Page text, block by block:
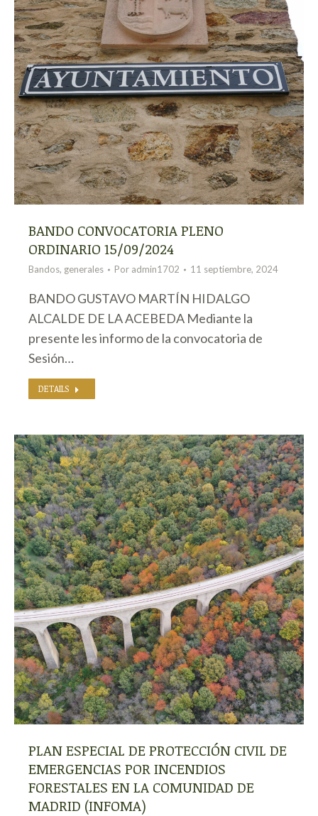
BANDO CONVOCATORIA PLENO
ORDINARIO 15/09/2024
Bandos, generales Por admin1702 11 septiembre, 2024
BANDO GUSTAVO MARTÍN HIDALGO
ALCALDE DE LA ACEBEDA Mediante la
presente les informo de la convocatoria de
Sesión…
DETAILS
PLAN ESPECIAL DE PROTECCIÓN CIVIL DE
EMERGENCIAS POR INCENDIOS
FORESTALES EN LA COMUNIDAD DE
MADRID (INFOMA)